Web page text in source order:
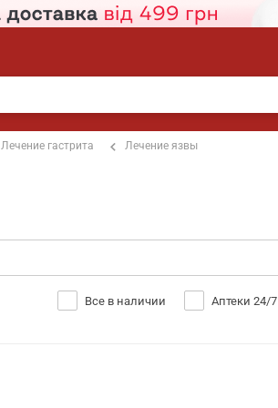
Лечение гастрита Лечение язвы
Все в наличии Аптеки 24/7